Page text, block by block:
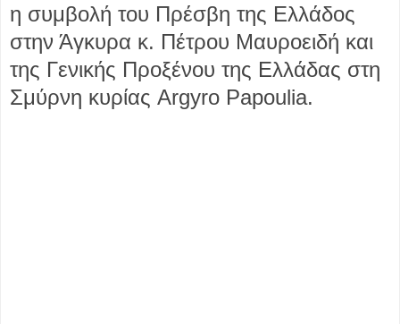
η συμβολή του Πρέσβη της Ελλάδος
στην Άγκυρα κ. Πέτρου Μαυροειδή και
της Γενικής Προξένου της Ελλάδας στη
Σμύρνη κυρίας Argyro Papoulia.